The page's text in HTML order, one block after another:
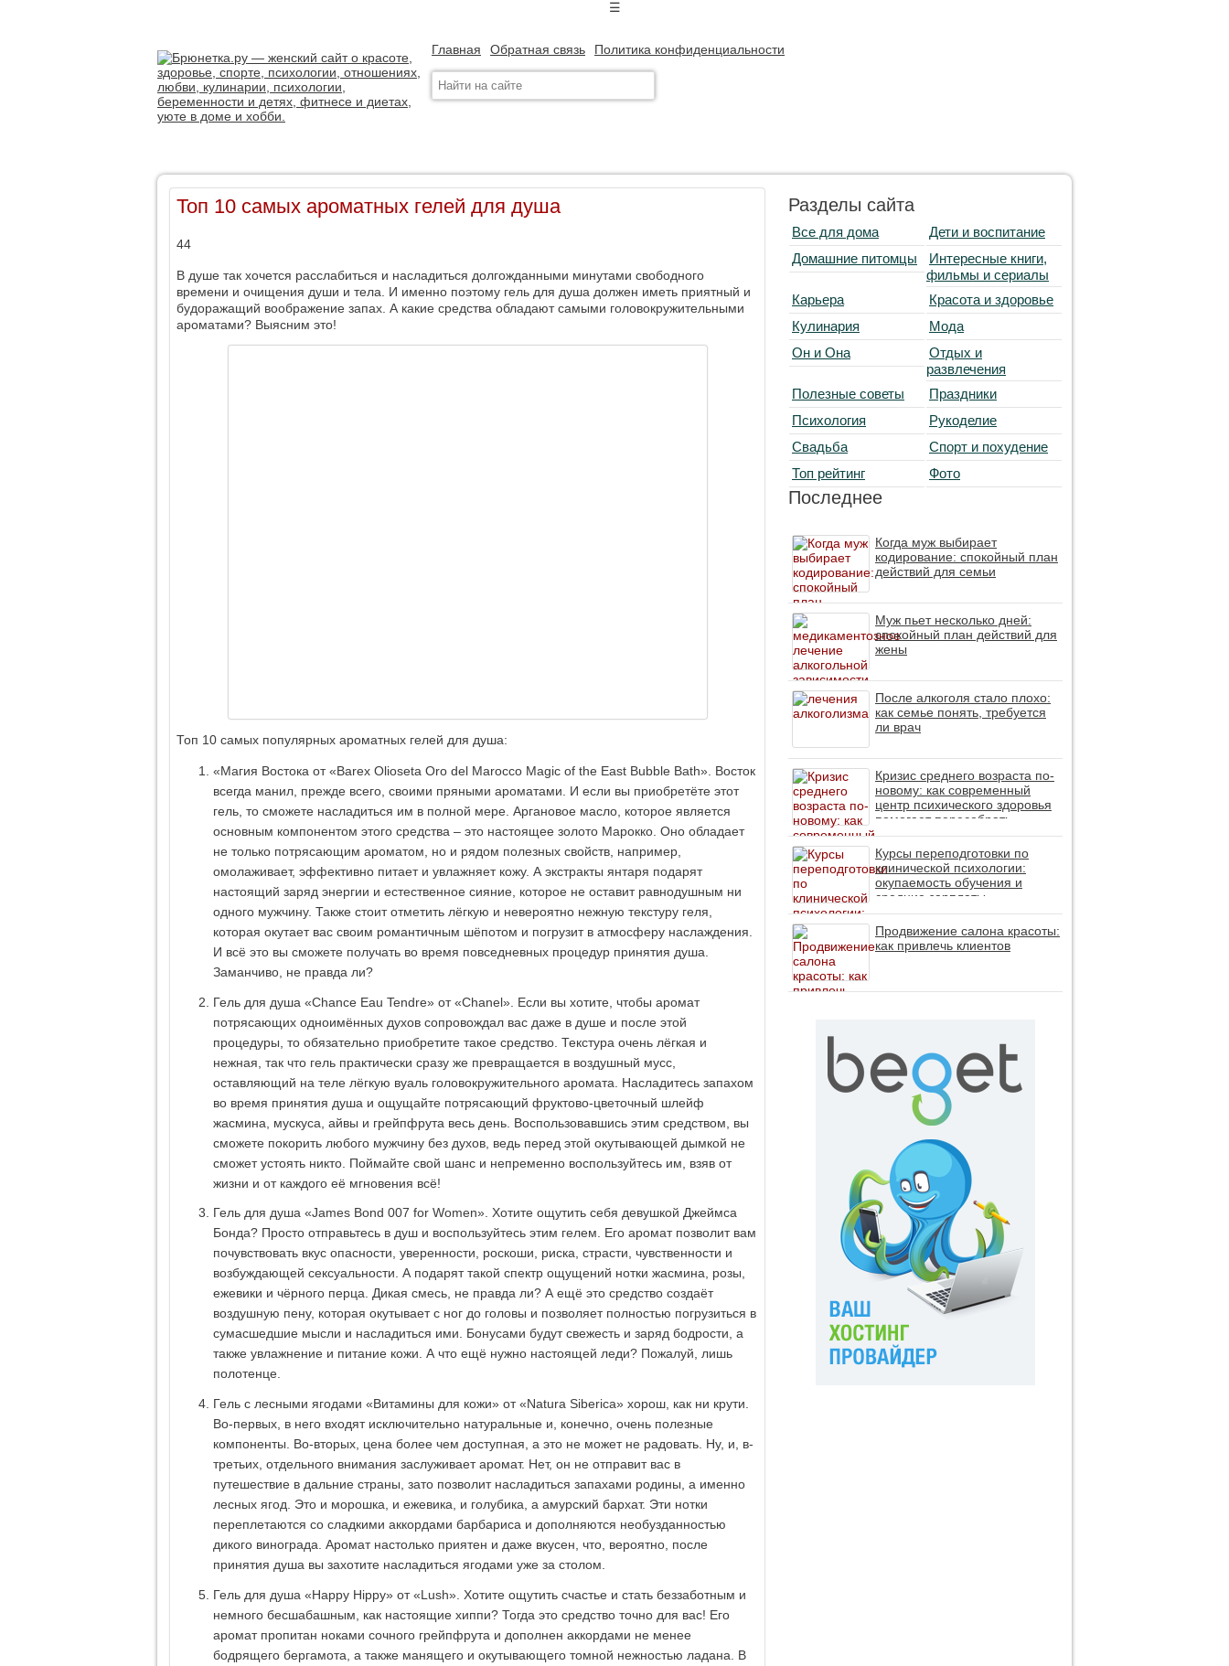
☰
Главная Обратная связь Политика конфиденциальности
Топ 10 самых ароматных гелей для душа
44
В душе так хочется расслабиться и насладиться долгожданными минутами свободного
времени и очищения души и тела. И именно поэтому гель для душа должен иметь приятный и
будоражащий воображение запах. А какие средства обладают самыми головокружительными
ароматами? Выясним это!
Топ 10 самых популярных ароматных гелей для душа:
«Магия Востока от «Barex Olioseta Oro del Marocco Magic of the East Bubble Bath». Восток
всегда манил, прежде всего, своими пряными ароматами. И если вы приобретёте этот
гель, то сможете насладиться им в полной мере. Аргановое масло, которое является
основным компонентом этого средства – это настоящее золото Марокко. Оно обладает
не только потрясающим ароматом, но и рядом полезных свойств, например,
омолаживает, эффективно питает и увлажняет кожу. А экстракты янтаря подарят
настоящий заряд энергии и естественное сияние, которое не оставит равнодушным ни
одного мужчину. Также стоит отметить лёгкую и невероятно нежную текстуру геля,
которая окутает вас своим романтичным шёпотом и погрузит в атмосферу наслаждения.
И всё это вы сможете получать во время повседневных процедур принятия душа.
Заманчиво, не правда ли?
Гель для душа «Chance Eau Tendre» от «Chanel». Если вы хотите, чтобы аромат
потрясающих одноимённых духов сопровождал вас даже в душе и после этой
процедуры, то обязательно приобретите такое средство. Текстура очень лёгкая и
нежная, так что гель практически сразу же превращается в воздушный мусс,
оставляющий на теле лёгкую вуаль головокружительного аромата. Насладитесь запахом
во время принятия душа и ощущайте потрясающий фруктово-цветочный шлейф
жасмина, мускуса, айвы и грейпфрута весь день. Воспользовавшись этим средством, вы
сможете покорить любого мужчину без духов, ведь перед этой окутывающей дымкой не
сможет устоять никто. Поймайте свой шанс и непременно воспользуйтесь им, взяв от
жизни и от каждого её мгновения всё!
Гель для душа «James Bond 007 for Women». Хотите ощутить себя девушкой Джеймса
Бонда? Просто отправьтесь в душ и воспользуйтесь этим гелем. Его аромат позволит вам
почувствовать вкус опасности, уверенности, роскоши, риска, страсти, чувственности и
возбуждающей сексуальности. А подарят такой спектр ощущений нотки жасмина, розы,
ежевики и чёрного перца. Дикая смесь, не правда ли? А ещё это средство создаёт
воздушную пену, которая окутывает с ног до головы и позволяет полностью погрузиться в
сумасшедшие мысли и насладиться ими. Бонусами будут свежесть и заряд бодрости, а
также увлажнение и питание кожи. А что ещё нужно настоящей леди? Пожалуй, лишь
полотенце.
Гель с лесными ягодами «Витамины для кожи» от «Natura Siberica» хорош, как ни крути.
Во-первых, в него входят исключительно натуральные и, конечно, очень полезные
компоненты. Во-вторых, цена более чем доступная, а это не может не радовать. Ну, и, в-
третьих, отдельного внимания заслуживает аромат. Нет, он не отправит вас в
путешествие в дальние страны, зато позволит насладиться запахами родины, а именно
лесных ягод. Это и морошка, и ежевика, и голубика, а амурский бархат. Эти нотки
переплетаются со сладкими аккордами барбариса и дополняются необузданностью
дикого винограда. Аромат настолько приятен и даже вкусен, что, вероятно, после
принятия душа вы захотите насладиться ягодами уже за столом.
Гель для душа «Happy Hippy» от «Lush». Хотите ощутить счастье и стать беззаботным и
немного бесшабашным, как настоящие хиппи? Тогда это средство точно для вас! Его
аромат пропитан ноками сочного грейпфрута и дополнен аккордами не менее
бодрящего бергамота, а также манящего и окутывающего томной нежностью ладана. В
Разделы сайта
Все для дома
Дети и воспитание
Домашние питомцы
Интересные книги,
фильмы и сериалы
Карьера
Красота и здоровье
Кулинария
Мода
Он и Она
Отдых и
развлечения
Полезные советы
Праздники
Психология
Рукоделие
Свадьба
Спорт и похудение
Топ рейтинг
Фото
Последнее
Когда муж выбирает
кодирование: спокойный план
действий для семьи
Муж пьет несколько дней:
спокойный план действий для
жены
После алкоголя стало плохо:
как семье понять, требуется
ли врач
Кризис среднего возраста по-
новому: как современный
центр психического здоровья
помогает пересобрать
личность без таблеток (методы
ДПДГ и КПТ)
Курсы переподготовки по
клинической психологии:
окупаемость обучения и
средние зарплаты
специалистов в 2026 году
Продвижение салона красоты:
как привлечь клиентов